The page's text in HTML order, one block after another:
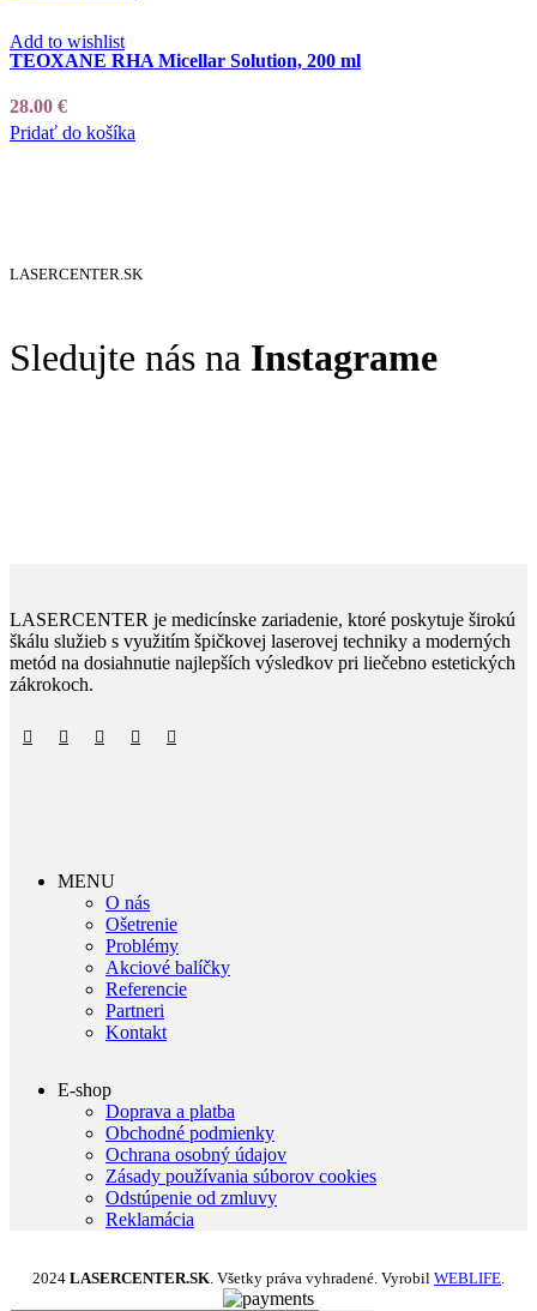
Add to wishlist
TEOXANE RHA Micellar Solution, 200 ml
28.00 €
Pridať do košíka
LASERCENTER.SK
Sledujte nás na Instagrame
LASERCENTER je medicínske zariadenie, ktoré poskytuje širokú
škálu služieb s využitím špičkovej laserovej techniky a moderných
metód na dosiahnutie najlepších výsledkov pri liečebno estetických
zákrokoch.
MENU
O nás
Ošetrenie
Problémy
Akciové balíčky
Referencie
Partneri
Kontakt
E-shop
Doprava a platba
Obchodné podmienky
Ochrana osobný údajov
Zásady používania súborov cookies
Odstúpenie od zmluvy
Reklamácia
2024 LASERCENTER.SK . Všetky práva vyhradené. Vyrobil WEBLIFE